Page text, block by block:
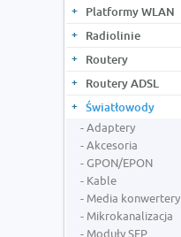
Platformy WLAN
Radiolinie
Routery
Routery ADSL
Światłowody
Adaptery
Akcesoria
GPON/EPON
Kable
Media konwertery
Mikrokanalizacja
Moduły SFP